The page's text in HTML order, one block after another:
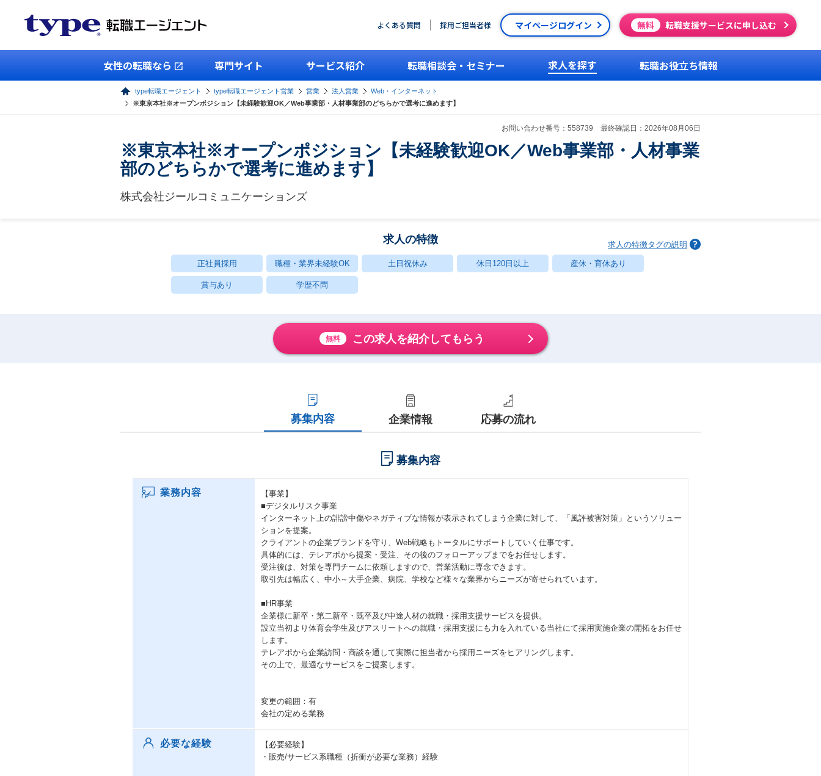
よくある質問 採用ご担当者様 マイページログイン 無料 転職支援サービスに申し込む
女性の転職なら 専門サイト サービス紹介 転職相談会・セミナー 求人を探す 転職お役立ち情報
type転職エージェント type転職エージェント営業 営業 法人営業
Web・インターネット
※東京本社※オープンポジション【未経験歓迎OK／Web事業部・人材事業部のどちらかで選考に進めます】
お問い合わせ番号：558739 最終確認日：2026年08月06日
※東京本社※オープンポジション【未経験歓迎OK／Web事業部・人材事業
部のどちらかで選考に進めます】
株式会社ジールコミュニケーションズ
求人の特徴 求人の特徴タグの説明
正社員採用 職種・業界未経験OK 土日祝休み 休日120日以上 産休・育休あり
賞与あり 学歴不問
無料 この求人を紹介してもらう
募集内容 企業情報 応募の流れ
募集内容
業務内容
【事業】
■デジタルリスク事業
インターネット上の誹謗中傷やネガティブな情報が表示されてしまう企業に対して、「風評被害対策」というソリュー
ションを提案。
クライアントの企業ブランドを守り、Web戦略もトータルにサポートしていく仕事です。
具体的には、テレアポから提案・受注、その後のフォローアップまでをお任せします。
受注後は、対策を専門チームに依頼しますので、営業活動に専念できます。
取引先は幅広く、中小～大手企業、病院、学校など様々な業界からニーズが寄せられています。
■HR事業
企業様に新卒・第二新卒・既卒及び中途人材の就職・採用支援サービスを提供。
設立当初より体育会学生及びアスリートへの就職・採用支援にも力を入れている当社にて採用実施企業の開拓をお任せ
します。
テレアポから企業訪問・商談を通して実際に担当者から採用ニーズをヒアリングします。
その上で、最適なサービスをご提案します。
変更の範囲：有
会社の定める業務
必要な経験
【必要経験】
・販売/サービス系職種（折衝が必要な業務）経験